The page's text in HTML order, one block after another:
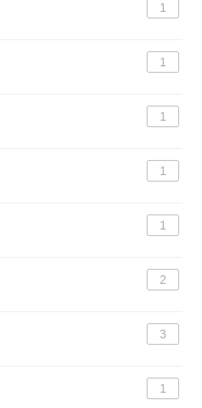
1
1
1
1
1
2
3
1